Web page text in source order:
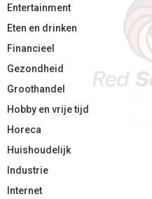
Entertainment
Eten en drinken
Financieel
Gezondheid
Groothandel
Hobby en vrije tijd
Horeca
Huishoudelijk
Industrie
Internet